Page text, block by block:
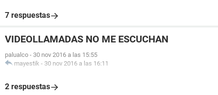
7 respuestas
VIDEOLLAMADAS NO ME ESCUCHAN
palualco - 30 nov 2016 a las 15:55
mayestik - 30 nov 2016 a las 16:11
2 respuestas